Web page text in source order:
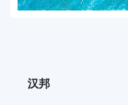
汉邦